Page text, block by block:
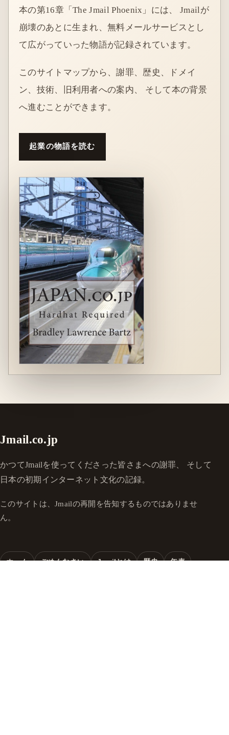
本の第16章「The Jmail Phoenix」には、 Jmailが
崩壊のあとに生まれ、無料メールサービスとし
て広がっていった物語が記録されています。
このサイトマップから、謝罪、歴史、ドメイ
ン、技術、旧利用者への案内、 そして本の背景
へ進むことができます。
起業の物語を読む
Jmail.co.jp
かつてJmailを使ってくださった皆さまへの謝罪、 そして
日本の初期インターネット文化の記録。
このサイトは、Jmailの再開を告知するものではありませ
ん。
ホーム ごめんなさい Jmailとは 歴史 年表